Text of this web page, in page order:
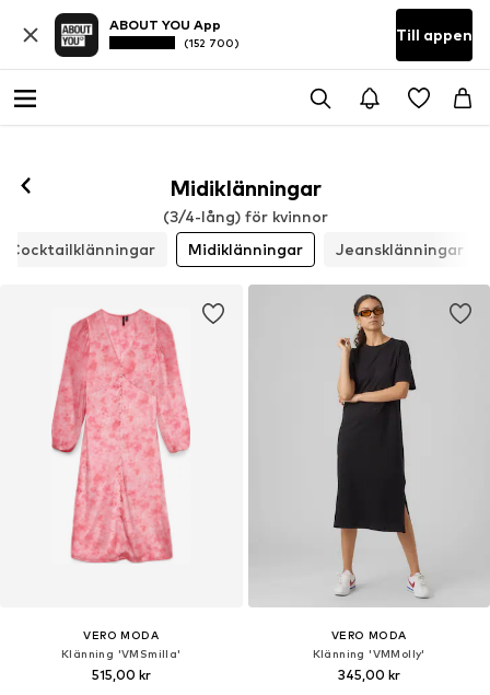
ABOUT YOU App
(152 700) Till appen
Midiklänningar
(3/4-lång) för kvinnor
Cocktailklänningar
Midiklänningar Jeansklänningar
VERO MODA
Klänning 'VMSmilla'
515,00 kr
VERO MODA
Klänning 'VMMolly'
345,00 kr